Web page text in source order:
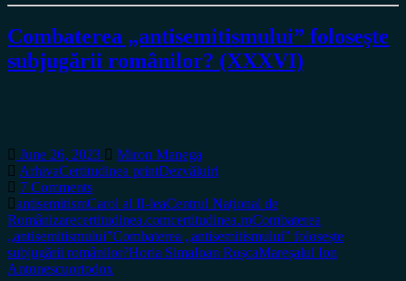
Combaterea „antisemitismului” foloseşte
subjugării românilor? (XXXVI)
June 26, 2023
Miron Manega
ArhivaCertitudinea printDezvăluiri
7 Comments
antisemitismCarol al II-leaCentrul Național de
Românizarecertitudinea.comcertitudinea.roCombaterea
„antisemitismului”Combaterea „antisemitismului” folosește
subjugării românilor?Horia SimaIoan RoșcaMareșalul Ion
Antonescuortodox